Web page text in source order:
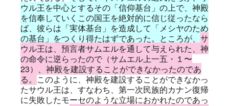
ウル王を中心とするその「信仰基台」の上で、神殿
を信奉していくこの国王を絶対的に信じ従ったなら
ば、彼らは「実体基台」を造成して「メシヤのため
の基台」をつくり得たはずであった。ところが、 サ
ウル王は、預言者サムエルを通して与えられた、神
の命令に逆らったので（サムエル上一五・１〜
23）、神殿を建設することができなかったのであ
る。 このように、神殿を建設することができなかっ
たサウル王は、すなわち、第一次民族的カナン復帰
に失敗したモーセのような立場におかれたのであっ